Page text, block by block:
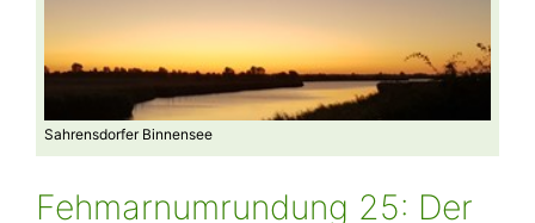
Sahrensdorfer Binnensee
Fehmarnumrundung 25: Der